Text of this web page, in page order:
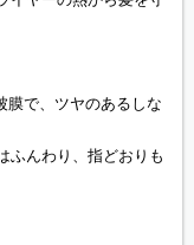
膜で、ツヤのあるしな
ふんわり、指どおりも